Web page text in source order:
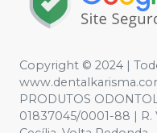
Copyright © 2024 |
PRODUTOS
01837045/0001-88 | R.